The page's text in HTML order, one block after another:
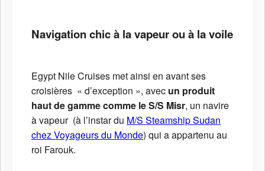
Navigation chic à la vapeur ou à la voile
Egypt Nile Cruises met ainsi en avant ses
croisières « d’exception », avec un produit
haut de gamme comme le S/S Misr, un navire
à vapeur (à l’instar du M/S Steamship Sudan
chez Voyageurs du Monde) qui a appartenu au
roi Farouk.